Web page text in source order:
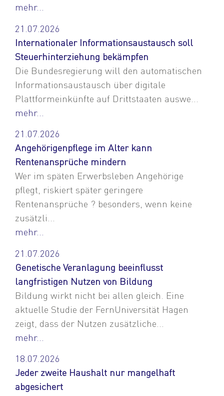
mehr...
21.07.2026
Internationaler Informationsaustausch soll
Steuerhinterziehung bekämpfen
Die Bundesregierung will den automatischen
Informationsaustausch über digitale
Plattformeinkünfte auf Drittstaaten auswe...
mehr...
21.07.2026
Angehörigenpflege im Alter kann
Rentenansprüche mindern
Wer im späten Erwerbsleben Angehörige
pflegt, riskiert später geringere
Rentenansprüche ? besonders, wenn keine
zusätzli...
mehr...
21.07.2026
Genetische Veranlagung beeinflusst
langfristigen Nutzen von Bildung
Bildung wirkt nicht bei allen gleich. Eine
aktuelle Studie der FernUniversität Hagen
zeigt, dass der Nutzen zusätzliche...
mehr...
18.07.2026
Jeder zweite Haushalt nur mangelhaft
abgesichert